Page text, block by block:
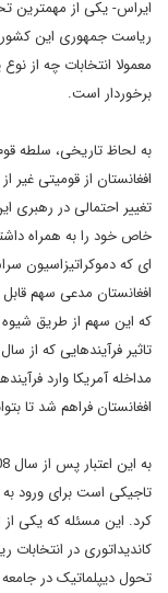
ریاست جمهوری این کشور
معمولا انتخابات چه از
برخوردار است.
به لحاظ تاریخی، سلطه
افغانستان از قومیتی غیر
تغییر احتمالی در
خاص خود را به همراه
ای که دموکراتیزاسیون
افغانستان مدعی سهم
که این سهم از طریق
مداخله آمریکا وارد
افغانستان فراهم شد تا
تاجیکی است برای ورود
کرد. این مسئله که یکی از
کاندیداتوری در
تحول دیپلماتیک در